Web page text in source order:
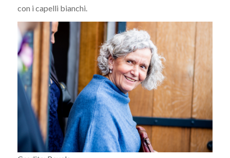
con i capelli bianchi.